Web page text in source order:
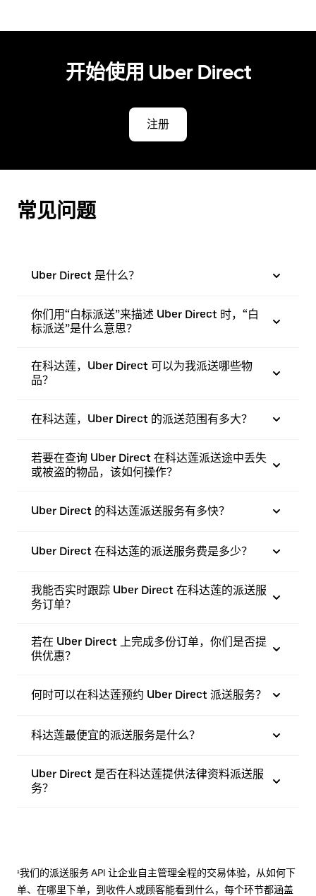
开始使用 Uber Direct
注册
常见问题
Uber Direct 是什么？
你们用“白标派送”来描述 Uber Direct 时，“白
标派送”是什么意思？
在科达莲，Uber Direct 可以为我派送哪些物
品？
在科达莲，Uber Direct 的派送范围有多大？
若要在查询 Uber Direct 在科达莲派送途中丢失
或被盗的物品，该如何操作？
Uber Direct 的科达莲派送服务有多快？
Uber Direct 在科达莲的派送服务费是多少？
我能否实时跟踪 Uber Direct 在科达莲的派送服
务订单？
若在 Uber Direct 上完成多份订单，你们是否提
供优惠？
何时可以在科达莲预约 Uber Direct 派送服务？
科达莲最便宜的派送服务是什么？
Uber Direct 是否在科达莲提供法律资料派送服
务？
¹我们的派送服务 API 让企业自主管理全程的交易体验，从如何下
单、在哪里下单，到收件人或顾客能看到什么，每个环节都涵盖